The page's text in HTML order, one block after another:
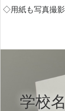
◇用紙も写真撮
学校